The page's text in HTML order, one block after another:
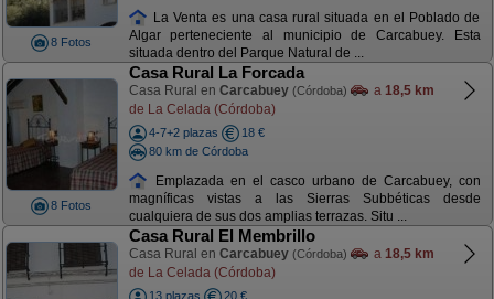
8 Fotos
La Venta es una casa rural situada en el Poblado de
Algar perteneciente al municipio de Carcabuey. Esta
situada dentro del Parque Natural de ...
8 Fotos
Casa Rural La Forcada
Casa Rural en Carcabuey (Córdoba) a 18,5 km
de La Celada (Córdoba)
4-7+2 plazas
18 €
80 km de Córdoba
Emplazada en el casco urbano de Carcabuey, con
magníficas vistas a las Sierras Subbéticas desde
cualquiera de sus dos amplias terrazas. Situ ...
Casa Rural El Membrillo
Casa Rural en Carcabuey (Córdoba) a 18,5 km
de La Celada (Córdoba)
13 plazas 20 €